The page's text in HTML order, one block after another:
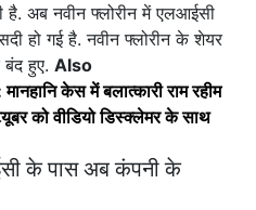
है. अब नवीन फ्लोरीन में एलआईसी
हो गई है. नवीन फ्लोरीन के शेयर
हुए. Also
केस में बलात्कारी राम रहीम
को वीडियो डिस्क्लेमर के साथ
के पास अब कंपनी के